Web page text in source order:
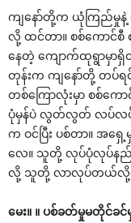
ကျနော်တို့က ယုံကြည်မှုနဲ့
လို့ ထင်တာ။ စစ်ကောင်စီ
နေတဲ့ ကျောက်ထုရွာမှာရှိ
တုန်းက ကျနော်တို့ တပ်ရ
တစ်ကြောလုံးမှာ စစ်ကေ
ပုံမှန်ပဲ လွတ်လွတ် လပ်လပ်
က ဝင်ပြီး ပစ်တာ။ အရှေ့
လေ။ သူတို့ လုပ်ပုံလုပ်န
လို့ သူတို့ လာလုပ်တယ်လို့ပဲ
မေး။ ။ ပစ်ခတ်မှုမတိုင်ခင်